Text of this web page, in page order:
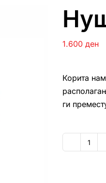
1.600 ден
Корита
ги
Нуша